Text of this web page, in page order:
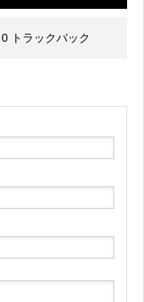
0 トラックバック